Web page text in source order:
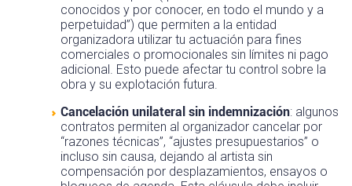
conocidos y por conocer, en todo el mundo y a
perpetuidad”) que permiten a la entidad
organizadora utilizar tu actuación para fines
comerciales o promocionales sin límites ni pago
adicional. Esto puede afectar tu control sobre la
obra y su explotación futura.
Cancelación unilateral sin indemnización: algunos
contratos permiten al organizador cancelar por
“razones técnicas”, “ajustes presupuestarios” o
incluso sin causa, dejando al artista sin
compensación por desplazamientos, ensayos o